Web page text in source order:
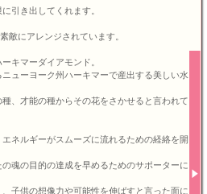
引き出してくれます。
敵にアレンジされています。
キマーダイアモンド。
ューヨーク州ハーキマーで産出する美しい水
、才能の種からその花をさかせると言われて
ネルギーがスムーズに流れるための経絡を開
魂の目的の達成を早めるためのサポーターに
子供の想像力や可能性を伸ばすと言った面に